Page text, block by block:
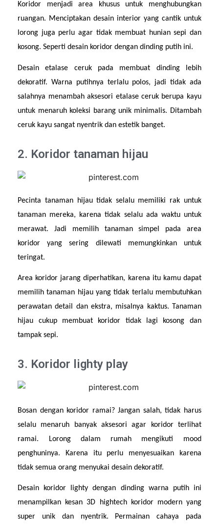
Koridor menjadi area khusus untuk menghubungkan
ruangan. Menciptakan desain interior yang cantik untuk
lorong juga perlu agar tidak membuat hunian sepi dan
kosong. Seperti desain koridor dengan dinding putih ini.
Desain etalase ceruk pada membuat dinding lebih
dekoratif. Warna putihnya terlalu polos, jadi tidak ada
salahnya menambah aksesori etalase ceruk berupa kayu
untuk menaruh koleksi barang unik minimalis. Ditambah
ceruk kayu sangat nyentrik dan estetik banget.
2. Koridor tanaman hijau
Pecinta tanaman hijau tidak selalu memiliki rak untuk
tanaman mereka, karena tidak selalu ada waktu untuk
merawat. Jadi memilih tanaman simpel pada area
koridor yang sering dilewati memungkinkan untuk
teringat.
Area koridor jarang diperhatikan, karena itu kamu dapat
memilih tanaman hijau yang tidak terlalu membutuhkan
perawatan detail dan ekstra, misalnya kaktus. Tanaman
hijau cukup membuat koridor tidak lagi kosong dan
tampak sepi.
3. Koridor lighty play
Bosan dengan koridor ramai? Jangan salah, tidak harus
selalu menaruh banyak aksesori agar koridor terlihat
ramai. Lorong dalam rumah mengikuti mood
penghuninya. Karena itu perlu menyesuaikan karena
tidak semua orang menyukai desain dekoratif.
Desain koridor lighty dengan dinding warna putih ini
menampilkan kesan 3D hightech koridor modern yang
super unik dan nyentrik. Permainan cahaya pada